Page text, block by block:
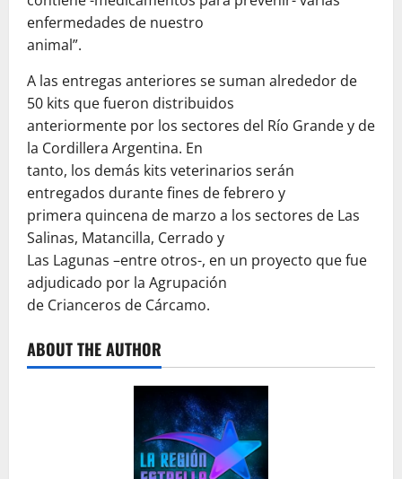
enfermedades de nuestro
animal”.
A las entregas anteriores se suman alrededor de
50 kits que fueron distribuidos
anteriormente por los sectores del Río Grande y de
la Cordillera Argentina. En
tanto, los demás kits veterinarios serán
entregados durante fines de febrero y
primera quincena de marzo a los sectores de Las
Salinas, Matancilla, Cerrado y
Las Lagunas –entre otros-, en un proyecto que fue
adjudicado por la Agrupación
de Crianceros de Cárcamo.
ABOUT THE AUTHOR